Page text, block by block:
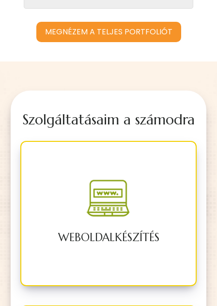
MEGNÉZEM A TELJES PORTFOLIÓT
Szolgáltatásaim a számodra
WEBOLDALKÉSZÍTÉS
Teljesen rád szabott, logikus és
reszponzív weboldalt készítek, ami
az üzleti céljaidat szolgálja.
BŐVEBBEN